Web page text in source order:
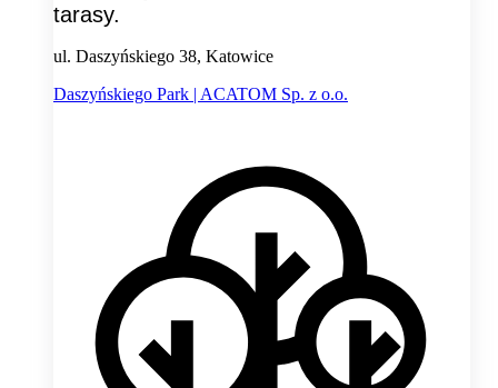
tarasy.
ul. Daszyńskiego 38, Katowice
Daszyńskiego Park | ACATOM Sp. z o.o.